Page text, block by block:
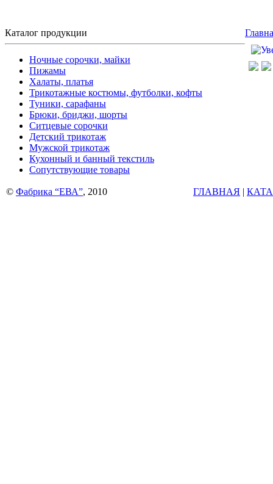
Каталог продукции
Ночные сорочки, майки
Пижамы
Халаты, платья
Трикотажные костюмы, футболки, кофты
Туники, сарафаны
Брюки, бриджи, шорты
Ситцевые сорочки
Детский трикотаж
Мужской трикотаж
Кухонный и банный текстиль
Сопутствующие товары
© Фабрика “ЕВА”, 2010 ГЛАВНАЯ |